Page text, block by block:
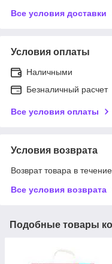
Все условия доставки
Условия оплаты
Наличными
Безналичный расчет
Все условия оплаты
Условия возврата
Возврат товара в
Все условия возврата
Подобные товары